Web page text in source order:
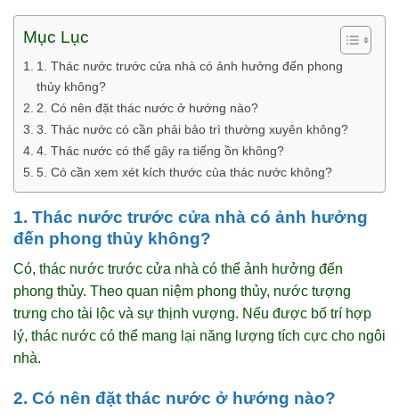
Mục Lục
1. Thác nước trước cửa nhà có ảnh hưởng đến phong
thủy không?
2. Có nên đặt thác nước ở hướng nào?
3. Thác nước có cần phải bảo trì thường xuyên không?
4. Thác nước có thể gây ra tiếng ồn không?
5. Có cần xem xét kích thước của thác nước không?
1. Thác nước trước cửa nhà có ảnh hưởng
đến phong thủy không?
Có, thác nước trước cửa nhà có thể ảnh hưởng đến
phong thủy. Theo quan niệm phong thủy, nước tượng
trưng cho tài lộc và sự thịnh vượng. Nếu được bố trí hợp
lý, thác nước có thể mang lại năng lượng tích cực cho ngôi
nhà.
2. Có nên đặt thác nước ở hướng nào?